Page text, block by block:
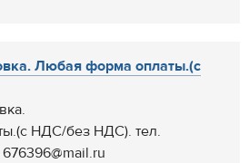
Любая форма оплаты.(с
НДС/без НДС). тел.